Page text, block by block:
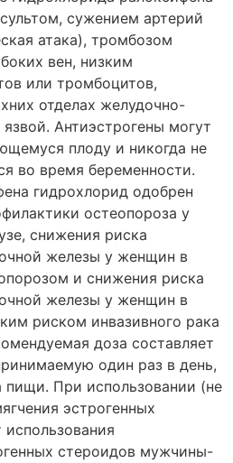
сужением артерий
атака), тромбозом
вен, низким
или тромбоцитов,
отделах желудочно-
Антиэстрогены могут
плоду и никогда не
во время беременности.
гидрохлорид одобрен
остеопороза у
снижения риска
железы у женщин в
и снижения риска
железы у женщин в
риском инвазивного рака
доза составляет
один раз в день,
пищи. При использовании (не
эстрогенных
стероидов мужчины-